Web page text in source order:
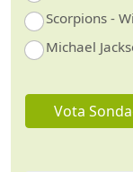
Scorpions -
Michael
Vota